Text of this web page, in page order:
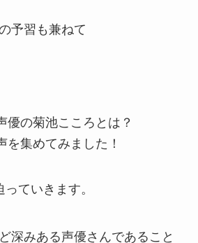
予習も兼ねて
優の菊池こころとは？
を集めてみました！
ていきます。
深みある声優さんであること